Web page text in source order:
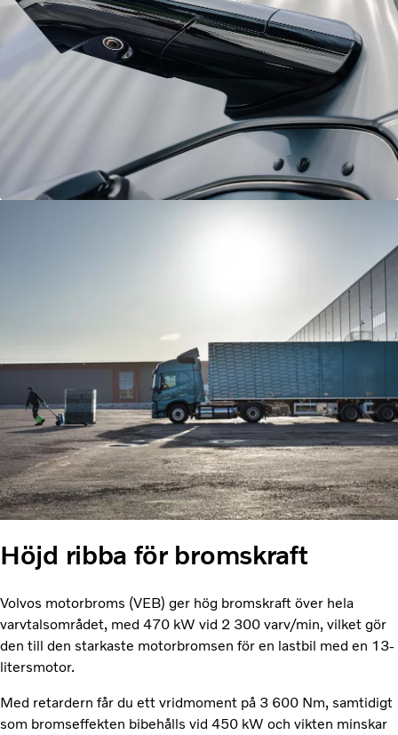
Höjd ribba för bromskraft
Volvos motorbroms (VEB) ger hög bromskraft över hela
varvtalsområdet, med 470 kW vid 2 300 varv/min, vilket gör
den till den starkaste motorbromsen för en lastbil med en 13-
litersmotor.
Med retardern får du ett vridmoment på 3 600 Nm, samtidigt
som bromseffekten bibehålls vid 450 kW och vikten minskar